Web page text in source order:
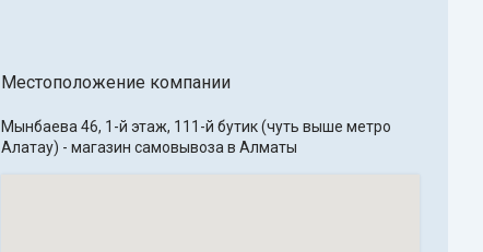
Местоположение компании
Мынбаева 46, 1-й этаж, 111-й бутик (чуть выше метро
Алатау) - магазин самовывоза в Алматы